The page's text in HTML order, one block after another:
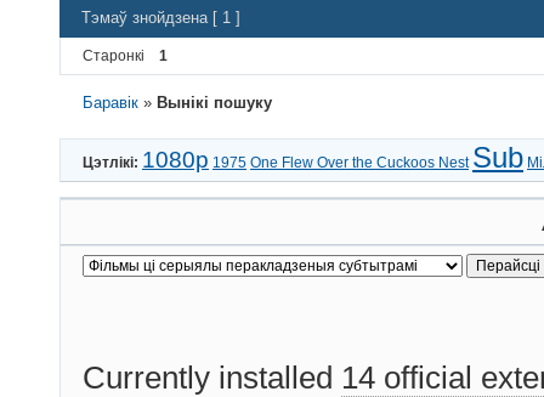
Тэмаў знойдзена [ 1 ]
Старонкі 1
Баравік » Вынікі пошуку
Цэтлікі: 1080p 1975 One Flew Over the Cuckoos Nest Sub
Currently installed 14 official